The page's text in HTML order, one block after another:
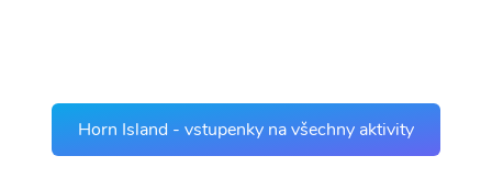
Horn Island - vstupenky na všechny aktivity